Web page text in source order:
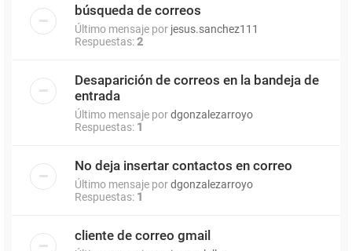
búsqueda de correos
Último mensaje por jesus.sanchez111
Respuestas:2
Desaparición de correos en la bandeja de
entrada
Último mensaje pordgonzalezarroyo
Respuestas: 1
No deja insertar contactos en correo
Último mensaje pordgonzalezarroyo
Respuestas: 1
cliente de correo gmail